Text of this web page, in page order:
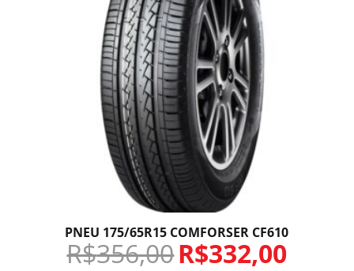
PNEU 175/65R15 COMFORSER CF610
R$356,00R$332,00